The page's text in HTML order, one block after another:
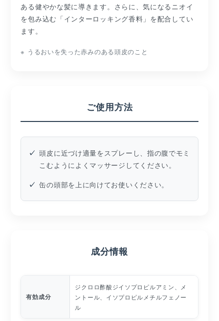
ある健やかな髪に導きます。さらに、気になるニオイ
を包み込む「インターロッキング香料」を配合してい
ます。
※ うるおいを失った赤みのある頭皮のこと
ご使用方法
頭皮に近づけ適量をスプレーし、指の腹でモミ
こむようによくマッサージしてください。
缶の頭部を上に向けてお使いください。
成分情報
有効成分
ジクロロ酢酸ジイソプロピルアミン、メ
ントール、イソプロピルメチルフェノー
ル